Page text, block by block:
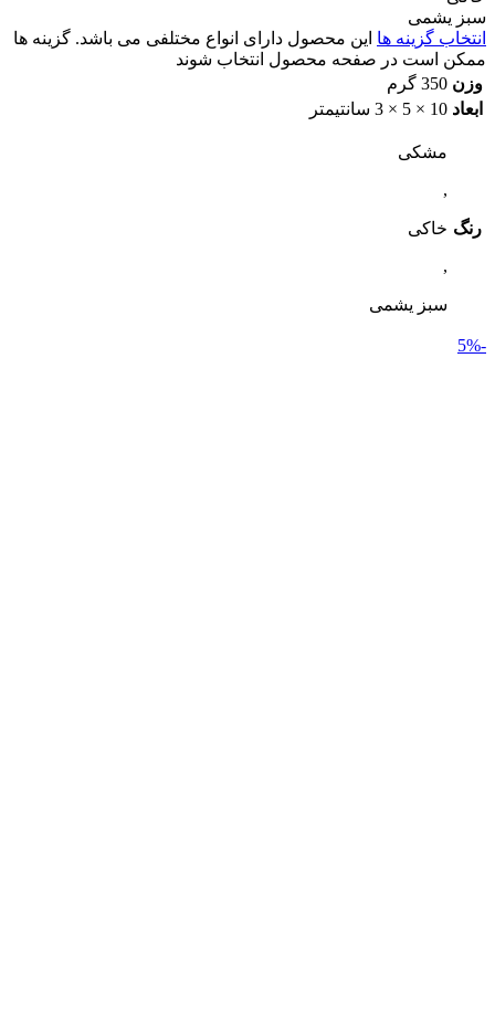
سبز یشمی
انتخاب گزینه ها این محصول دارای انواع مختلفی می باشد. گزینه ها
ممکن است در صفحه محصول انتخاب شوند
وزن 350 گرم
ابعاد 10 × 5 × 3 سانتیمتر
رنگ
مشکی
,
خاکی
,
سبز یشمی
-5%